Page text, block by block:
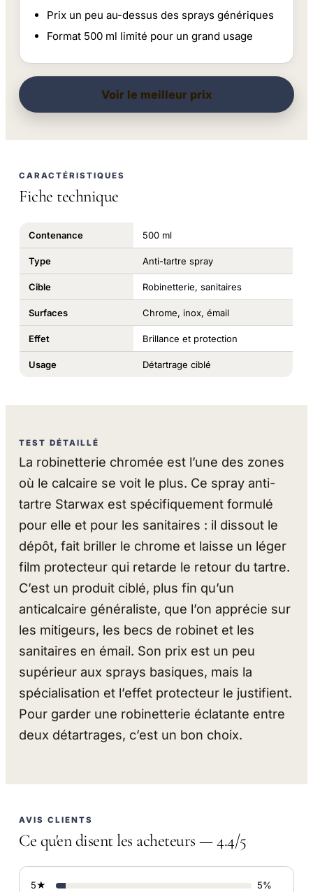
Prix un peu au-dessus des sprays génériques
Format 500 ml limité pour un grand usage
Voir le meilleur prix
CARACTÉRISTIQUES
Fiche technique
Contenance 500 ml
Type Anti-tartre spray
Cible Robinetterie, sanitaires
Surfaces Chrome, inox, émail
Effet Brillance et protection
Usage Détartrage ciblé
TEST DÉTAILLÉ
La robinetterie chromée est l’une des zones
où le calcaire se voit le plus. Ce spray anti-
tartre Starwax est spécifiquement formulé
pour elle et pour les sanitaires : il dissout le
dépôt, fait briller le chrome et laisse un léger
film protecteur qui retarde le retour du tartre.
C’est un produit ciblé, plus fin qu’un
anticalcaire généraliste, que l’on apprécie sur
les mitigeurs, les becs de robinet et les
sanitaires en émail. Son prix est un peu
supérieur aux sprays basiques, mais la
spécialisation et l’effet protecteur le justifient.
Pour garder une robinetterie éclatante entre
deux détartrages, c’est un bon choix.
AVIS CLIENTS
Ce qu'en disent les acheteurs — 4.4/5
5★
5%